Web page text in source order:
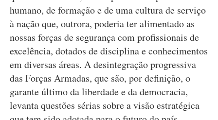
humano, de formação e de uma cultura de serviço
à nação que, outrora, poderia ter alimentado as
nossas forças de segurança com profissionais de
excelência, dotados de disciplina e conhecimentos
em diversas áreas. A desintegração progressiva
das Forças Armadas, que são, por definição, o
garante último da liberdade e da democracia,
levanta questões sérias sobre a visão estratégica